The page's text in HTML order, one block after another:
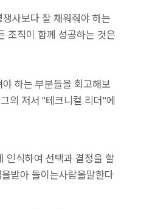
사보다 잘 채워줘야 하는
조직이 함께 성공하는 것은
하는 부분들을 회고해보
의 저서 "테크니컬 리더"에
인식하여 선택과 결정을 할
받아 들이는사람을말한다